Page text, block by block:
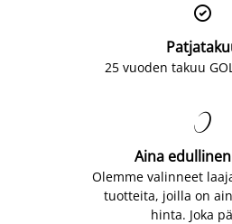

25 vuoden takuu

Aina
Olemme valinneet
tuotteita, joilla on
hinta. Joka